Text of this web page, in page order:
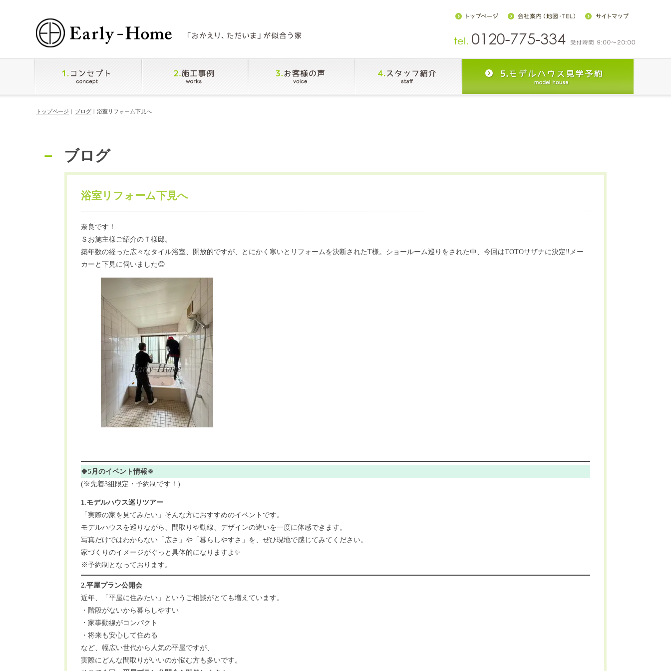
トップページ ブログ 浴室リフォーム下見へ
ブログ
浴室リフォーム下見へ
奈良です！
Ｓお施主様ご紹介のＴ様邸。
築年数の経った広々なタイル浴室、開放的ですが、とにかく寒いとリフォームを決断されたT様。ショールーム巡りをされた中、今回はTOTOサザナに決定‼️メー
カーと下見に伺いました😊
🍀5月のイベント情報🍀
(※先着3組限定・予約制です！)
1.モデルハウス巡りツアー
「実際の家を見てみたい」そんな方におすすめのイベントです。
モデルハウスを巡りながら、間取りや動線、デザインの違いを一度に体感できます。
写真だけではわからない「広さ」や「暮らしやすさ」を、ぜひ現地で感じてみてください。
家づくりのイメージがぐっと具体的になりますよ✨
※予約制となっております。
2.平屋プラン公開会
近年、「平屋に住みたい」というご相談がとても増えています。
・階段がないから暮らしやすい
・家事動線がコンパクト
・将来も安心して住める
など、幅広い世代から人気の平屋ですが、
実際にどんな間取りがいいのか悩む方も多いです。